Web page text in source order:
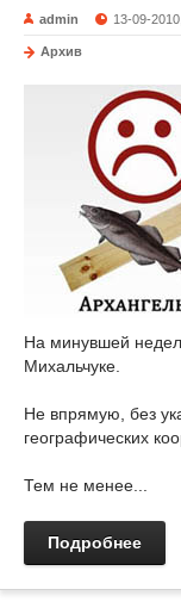
admin 13-09-
Архив
На минувшей
Михальчуке.
Не впрямую, без
географических
Тем не менее...
Подробнее